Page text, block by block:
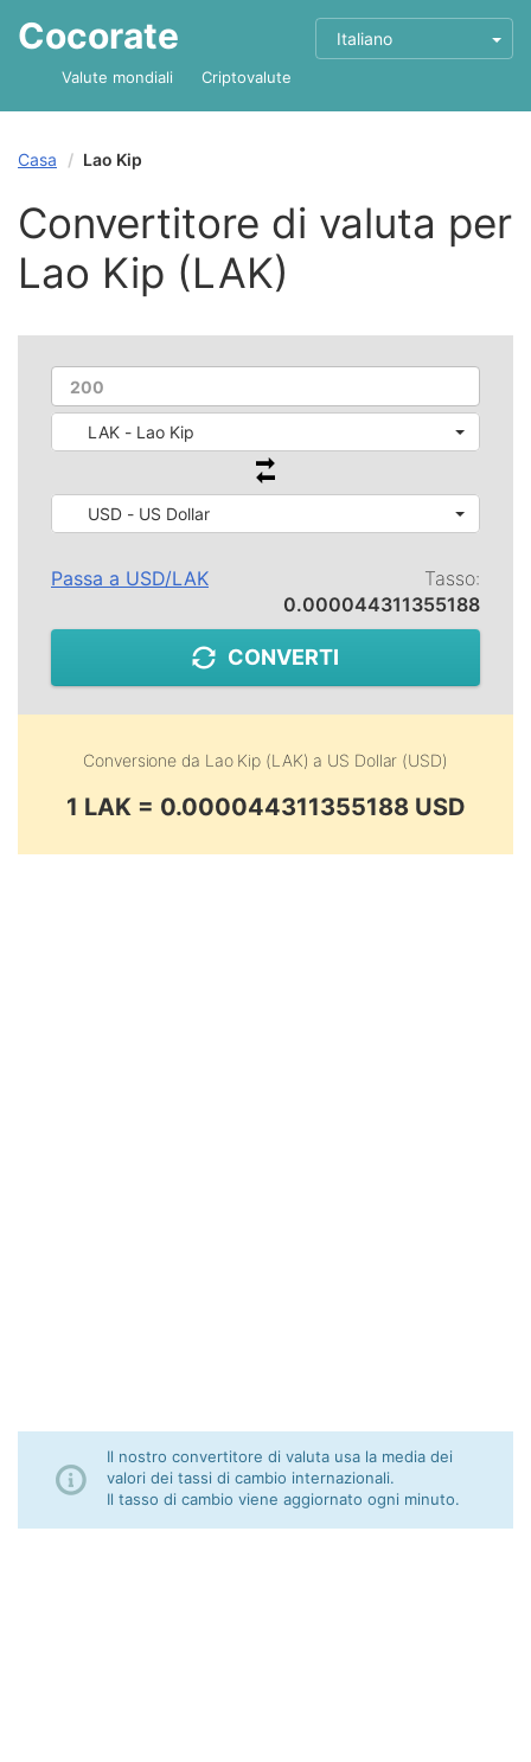
Cocorate Italiano
Valute mondiali Criptovalute
Casa Lao Kip
Convertitore di valuta per
Lao Kip (LAK)
LAK - Lao Kip
USD - US Dollar
Passa a USD/LAK
Tasso:
0.000044311355188
CONVERTI
Conversione da Lao Kip (LAK) a US Dollar (USD)
1 LAK = 0.000044311355188 USD
Il nostro convertitore di valuta usa la media dei
valori dei tassi di cambio internazionali.
Il tasso di cambio viene aggiornato ogni minuto.